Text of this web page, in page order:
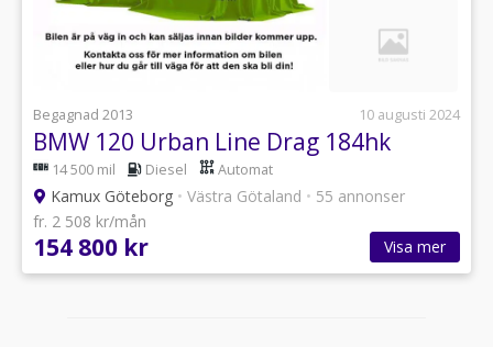
Begagnad 2013 10 augusti 2024
BMW 120 Urban Line Drag 184hk
14 500 mil Diesel Automat
Kamux Göteborg • Västra Götaland • 55 annonser
fr. 2 508 kr/mån
154 800 kr Visa mer